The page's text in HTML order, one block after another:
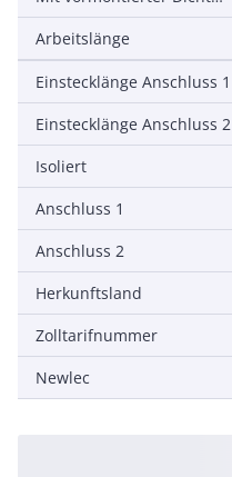
Arbeitslänge
Einstecklänge Anschluss 1
Einstecklänge Anschluss 2
Isoliert
Anschluss 1
Anschluss 2
Herkunftsland
Zolltarifnummer
Newlec